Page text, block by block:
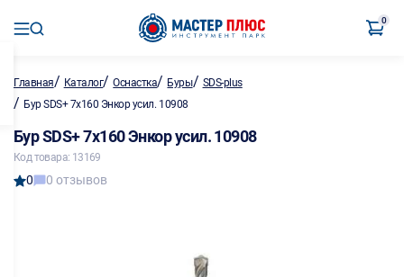
0
Главная/ Каталог/Оснастка/ Буры/ SDS-plus
/ Бур SDS+ 7х160 Энкор усил. 10908
Бур SDS+ 7х160 Энкор усил. 10908
Код товара: 13169
0 0 отзывов